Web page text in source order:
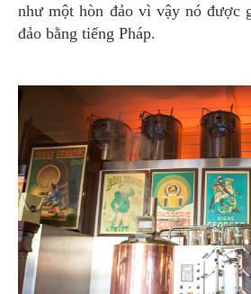
như một hòn đảo vì vậy nó được
đảo bằng tiếng Pháp.